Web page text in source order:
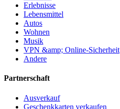
Erlebnisse
Lebensmittel
Autos
Wohnen
Musik
VPN &amp; Online-Sicherheit
Andere
Partnerschaft
Ausverkauf
Geschenkkarten verkaufen